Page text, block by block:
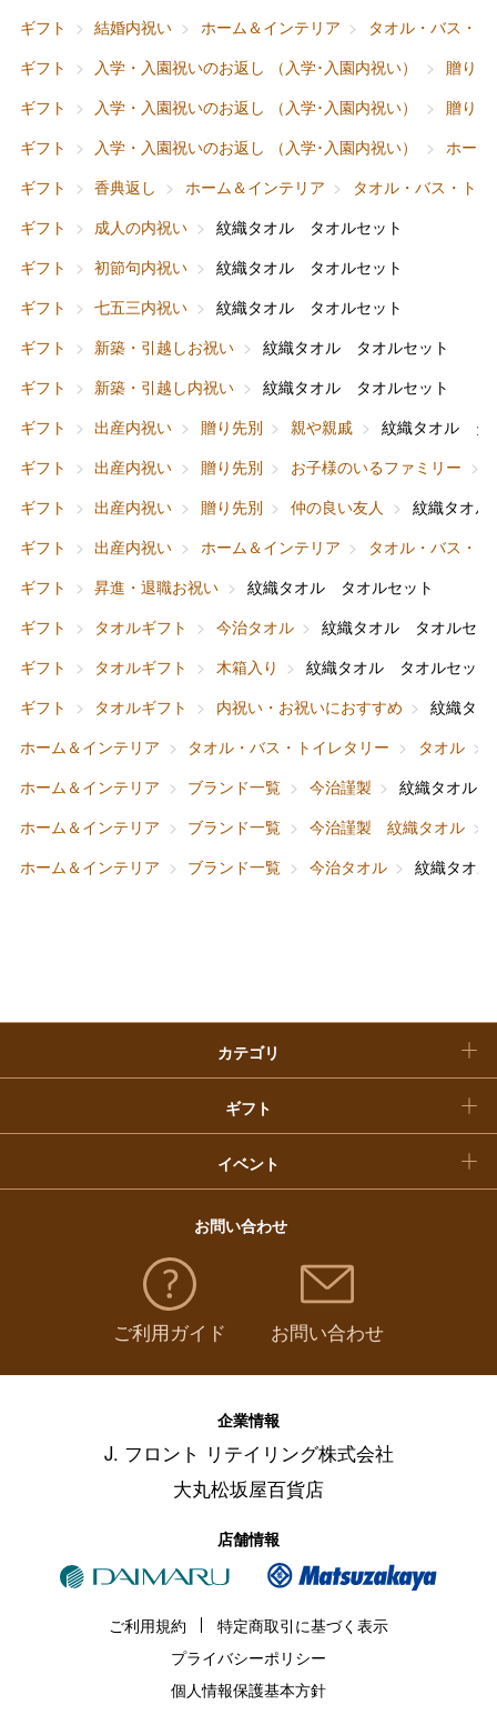
ギフト
結婚内祝い ホーム＆インテリア
タオル・バス・
ギフト
入学・入園祝いのお返し （入学･入園内祝い）
贈り先
ギフト
入学・入園祝いのお返し （入学･入園内祝い）
贈り先
ギフト
入学・入園祝いのお返し （入学･入園内祝い）
ホー
ギフト
香典返し ホーム＆インテリア
タオル・バス・ト
ギフト
成人の内祝い
紋織タオル タオルセット
ギフト
初節句内祝い
紋織タオル タオルセット
ギフト
七五三内祝い
紋織タオル タオルセット
ギフト
新築・引越しお祝い
紋織タオル タオルセット
ギフト
新築・引越し内祝い
紋織タオル タオルセット
ギフト
出産内祝い 贈り先別 親や親戚
紋織タオル タ
ギフト
出産内祝い 贈り先別 お子様のいるファミリー
ギフト
出産内祝い 贈り先別 仲の良い友人
紋織タオ
ギフト
出産内祝い ホーム＆インテリア
タオル・バス・
ギフト
昇進・退職お祝い
紋織タオル タオルセット
ギフト
タオルギフト 今治タオル
紋織タオル タオルセッ
ギフト
タオルギフト 木箱入り
紋織タオル タオルセット
ギフト
タオルギフト 内祝い・お祝いにおすすめ
紋織タ
ホーム＆インテリア
タオル・バス・トイレタリー タオル
ホーム＆インテリア
ブランド一覧 今治謹製
紋織タオル
ホーム＆インテリア
ブランド一覧 今治謹製 紋織タオル
ホーム＆インテリア
ブランド一覧 今治タオル 紋織タオ
カテゴリ
フード＆スイーツ
ファッション
ホーム＆インテリア
ベビー＆キッズ
ギフト
出産内祝い
結婚内祝い
お香典返し
快気祝い
イベント
バレンタインチョコレート
母の日
父の日
お中元
敬老の日
福袋
お問い合わせ
ご利用ガイド お問い合わせ
企業情報
J. フロント リテイリング株式会社
大丸松坂屋百貨店
店舗情報
ご利用規約
特定商取引に基づく表示
プライバシーポリシー
個人情報保護基本方針